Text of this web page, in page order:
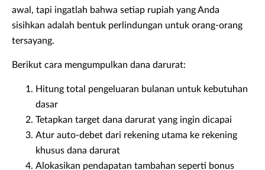
awal, tapi ingatlah bahwa setiap rupiah yang Anda
sisihkan adalah bentuk perlindungan untuk orang-orang
tersayang.
Berikut cara mengumpulkan dana darurat:
Hitung total pengeluaran bulanan untuk kebutuhan
dasar
Tetapkan target dana darurat yang ingin dicapai
Atur auto-debet dari rekening utama ke rekening
khusus dana darurat
Alokasikan pendapatan tambahan seperti bonus